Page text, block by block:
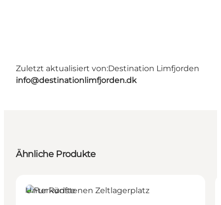
Zuletzt aktualisiert von:Destination Limfjorden
info@destinationlimfjorden.dk
Ähnliche Produkte
Unterkünfte